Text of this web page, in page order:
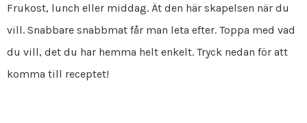
Frukost, lunch eller middag. Ät den här skapelsen när du
vill. Snabbare snabbmat får man leta efter. Toppa med vad
du vill, det du har hemma helt enkelt. Tryck nedan för att
komma till receptet!